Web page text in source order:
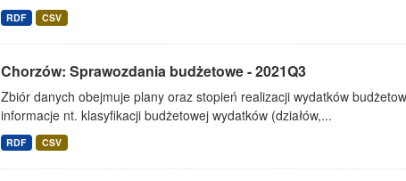
RDF CSV
Chorzów: Sprawozdania budżetowe - 2021Q3
Zbiór danych obejmuje plany oraz stopień realizacji wydatków
informacje nt. klasyfikacji budżetowej wydatków (działów,...
RDF CSV